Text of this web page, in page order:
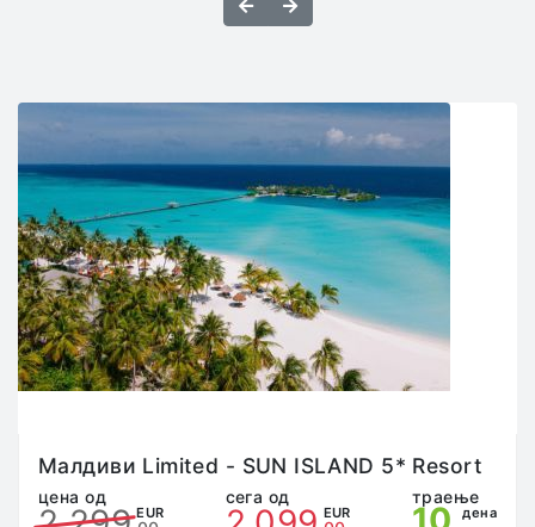
пушење, конзумирање на алкохол и опојни
останат на своите места и не смеат истите да ги
напуштаат на места кои не се предвидени за пауза
(граници, чек-поинт станици, патарини итн). Во
случај патникот да го напушти возилото без
претходен договор со претставникот на
агенцијата, истиот сам ги сноси сите трошоци и
последици.
Патникот кој преку неадекватно однесување, ги
вознемирува останатите патници или смета на
шоферите и/или придружникот на групата во
својата работа, ќе биде одма исклучен од
патувањето и целата одговорност преоѓа на него/
одредена од страна на претставникот на
претставникот на агенцијата има право да го
Малдиви Limited - SUN ISLAND 5* Resort
цена од
EUR
сега од
EUR
траење
дена